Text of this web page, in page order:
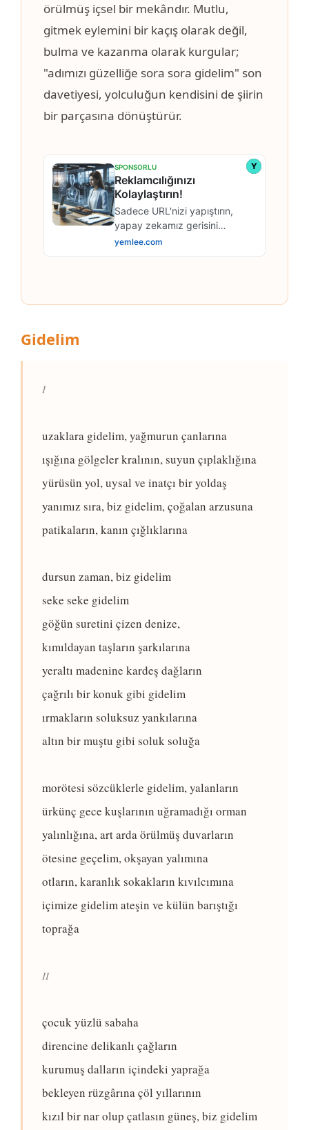
örülmüş içsel bir mekândır. Mutlu,
gitmek eylemini bir kaçış olarak değil,
bulma ve kazanma olarak kurgular;
"adımızı güzelliğe sora sora gidelim" son
davetiyesi, yolculuğun kendisini de şiirin
bir parçasına dönüştürür.
Gidelim
I
uzaklara gidelim, yağmurun çanlarına
ışığına gölgeler kralının, suyun çıplaklığına
yürüsün yol, uysal ve inatçı bir yoldaş
yanımız sıra, biz gidelim, çoğalan arzusuna
patikaların, kanın çığlıklarına
dursun zaman, biz gidelim
seke seke gidelim
göğün suretini çizen denize,
kımıldayan taşların şarkılarına
yeraltı madenine kardeş dağların
çağrılı bir konuk gibi gidelim
ırmakların soluksuz yankılarına
altın bir muştu gibi soluk soluğa
morötesi sözcüklerle gidelim, yalanların
ürkünç gece kuşlarının uğramadığı orman
yalınlığına, art arda örülmüş duvarların
ötesine geçelim, okşayan yalımına
otların, karanlık sokakların kıvılcımına
içimize gidelim ateşin ve külün barıştığı
toprağa
II
çocuk yüzlü sabaha
direncine delikanlı çağların
kurumuş dalların içindeki yaprağa
bekleyen rüzgârına çöl yıllarının
kızıl bir nar olup çatlasın güneş, biz gidelim